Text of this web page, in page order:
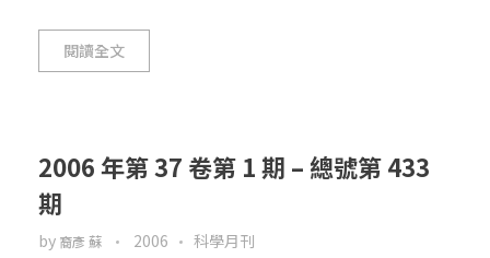
閱讀全文
2006 年第 37 卷第 1 期 – 總號第 433
期
by 裔彥 蘇 2006 科學月刊